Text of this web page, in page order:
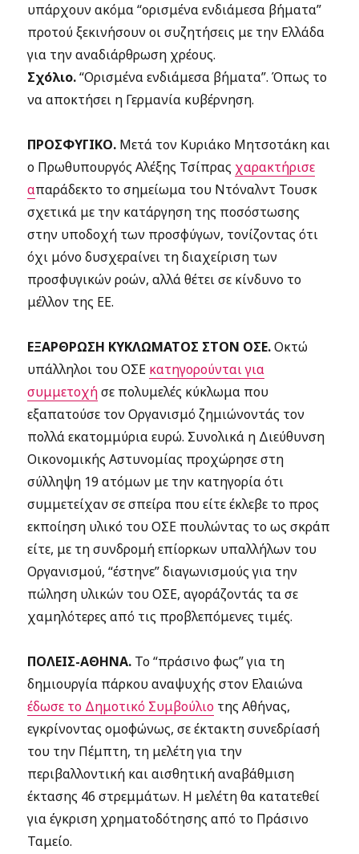
υπάρχουν ακόμα “ορισμένα ενδιάμεσα βήματα”
προτού ξεκινήσουν οι συζητήσεις με την Ελλάδα
για την αναδιάρθρωση χρέους.
Σχόλιο.“Ορισμένα ενδιάμεσα βήματα”. Όπως το
να αποκτήσει η Γερμανία κυβέρνηση.
ΠΡΟΣΦΥΓΙΚΟ. Μετά τον Κυριάκο Μητσοτάκη και
ο Πρωθυπουργός Αλέξης Τσίπρας χαρακτήρισε
απαράδεκτο το σημείωμα του Ντόναλντ Τουσκ
σχετικά με την κατάργηση της ποσόστωσης
στην υποδοχή των προσφύγων, τονίζοντας ότι
όχι μόνο δυσχεραίνει τη διαχείριση των
προσφυγικών ροών, αλλά θέτει σε κίνδυνο το
μέλλον της ΕΕ.
ΕΞΑΡΘΡΩΣΗ ΚΥΚΛΩΜΑΤΟΣ ΣΤΟΝ ΟΣΕ. Οκτώ
υπάλληλοι του ΟΣΕ κατηγορούνται για
συμμετοχήσε πολυμελές κύκλωμα που
εξαπατούσε τον Οργανισμό ζημιώνοντάς τον
πολλά εκατομμύρια ευρώ. Συνολικά η Διεύθυνση
Οικονομικής Αστυνομίας προχώρησε στη
σύλληψη 19 ατόμων με την κατηγορία ότι
συμμετείχαν σε σπείρα που είτε έκλεβε το προς
εκποίηση υλικό του ΟΣΕ πουλώντας το ως σκράπ
είτε, με τη συνδρομή επίορκων υπαλλήλων του
Οργανισμού, “έστηνε” διαγωνισμούς για την
πώληση υλικών του ΟΣΕ, αγοράζοντάς τα σε
χαμηλότερες από τις προβλεπόμενες τιμές.
ΠΟΛΕΙΣ-ΑΘΗΝΑ. Το “πράσινο φως” για τη
δημιουργία πάρκου αναψυχής στον Ελαιώνα
έδωσε το Δημοτικό Συμβούλιο της Αθήνας,
εγκρίνοντας ομοφώνως, σε έκτακτη συνεδρίασή
του την Πέμπτη, τη μελέτη για την
περιβαλλοντική και αισθητική αναβάθμιση
έκτασης 46 στρεμμάτων. Η μελέτη θα κατατεθεί
για έγκριση χρηματοδότησης από το Πράσινο
Ταμείο.